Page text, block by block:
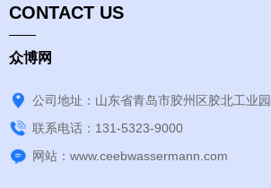
CONTACT US
众博网
公司地址：山东省青岛市胶州区胶北工业园
联系电话：131-5323-9000
网站：www.ceebwassermann.com